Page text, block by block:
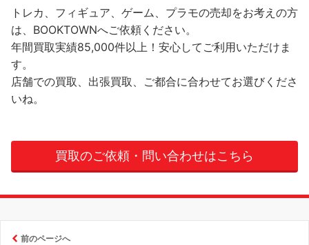
トレカ、フィギュア、ゲーム、プラモの売却をお考えの方
は、BOOKTOWNへご依頼ください。
年間買取実績85,000件以上！安心してご利用いただけま
す。
店舗での買取、出張買取、ご都合に合わせてお選びくださ
いね。
買取のご依頼・問い合わせはこちら
前のページへ